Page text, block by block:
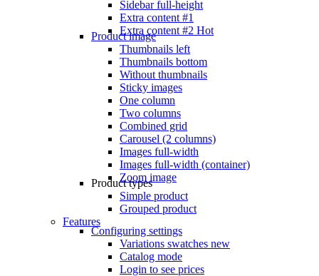
Sidebar full-height
Extra content #1
Extra content #2 Hot
Product image
Thumbnails left
Thumbnails bottom
Without thumbnails
Sticky images
One column
Two columns
Combined grid
Carousel (2 columns)
Images full-width
Images full-width (container)
Zoom image
Product types
Simple product
Grouped product
Features
Configuring settings
Variations swatches new
Catalog mode
Login to see prices